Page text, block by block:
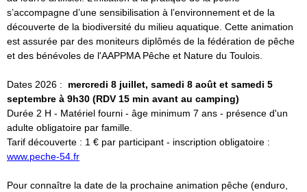
s’accompagne d’une sensibilisation à l’environnement et de la
découverte de la biodiversité du milieu aquatique. Cette animation
est assurée par des moniteurs diplômés de la fédération de pêche
et des bénévoles de l'AAPPMA Pêche et Nature du Toulois.
Dates 2026 :
mercredi 8 juillet, samedi 8 août et samedi 5
septembre à 9h30 (RDV 15 min avant au camping)
Durée 2 H - Matériel fourni - âge minimum 7 ans - présence d'un
adulte obligatoire par famille.
Tarif découverte : 1 € par participant - inscription obligatoire :
www.peche-54.fr
Pour connaître la date de la prochaine animation pêche (enduro,